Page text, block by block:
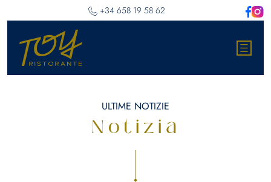
‎+34 658 19 58 62
ULTIME NOTIZIE
Notizia